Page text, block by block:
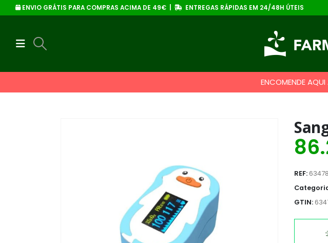
ENVIO GRÁTIS PARA COMPRAS ACIMA DE 49€ | ENTREGAS RÁPIDAS EM 24/48H ÚTEIS
ENCOMENDE
REF:
GTIN: